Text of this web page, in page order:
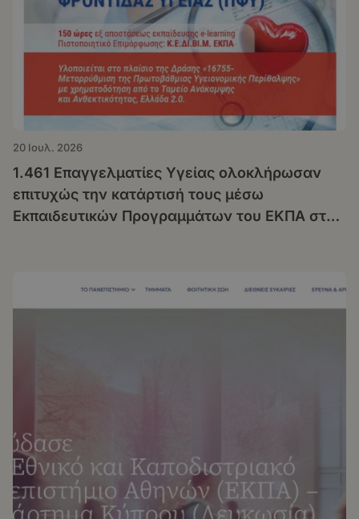
20 Ιουλ. 2026
1.461 Επαγγελματίες Υγείας ολοκλήρωσαν
επιτυχώς την κατάρτισή τους μέσω
Εκπαιδευτικών Προγραμμάτων του ΕΚΠΑ στο